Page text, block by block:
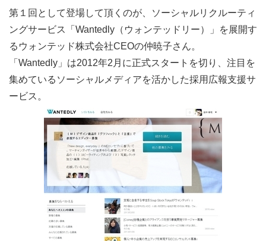
第１回として登場して頂くのが、ソーシャルリクルーティ
ングサービス「Wantedly（ウォンテッドリー）」を展開す
るウォンテッド株式会社CEOの仲暁子さん。
「Wantedly」は2012年2月に正式スタートを切り、注目を
集めているソーシャルメディアを活かした採用広報支援サ
ービス。